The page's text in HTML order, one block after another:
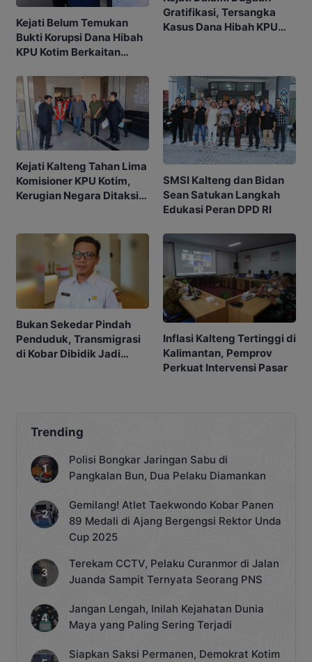
Kejati Belum Temukan
Bukti Korupsi Dana Hibah
KPU Kotim Berkaitan
Gratifikasi, Tersangka
Kasus Dana Hibah KPU
Kejati Kalteng Tahan Lima
Komisioner KPU Kotim,
Kerugian Negara Ditaksir
SMSI Kalteng dan Bidan
Sean Satukan Langkah
Edukasi Peran DPD RI
Bukan Sekedar Pindah
Penduduk, Transmigrasi
di Kobar Dibidik Jadi
Inflasi Kalteng Tertinggi di
Kalimantan, Pemprov
Perkuat Intervensi Pasar
Trending
Polisi Bongkar Jaringan Sabu di
Pangkalan Bun, Dua Pelaku Diamankan
Gemilang! Atlet Taekwondo Kobar Panen
89 Medali di Ajang Bergengsi Rektor Unda
Cup 2025
Terekam CCTV, Pelaku Curanmor di Jalan
Juanda Sampit Ternyata Seorang PNS
Jangan Lengah, Inilah Kejahatan Dunia
Maya yang Paling Sering Terjadi
Siapkan Saksi Permanen, Demokrat Kotim